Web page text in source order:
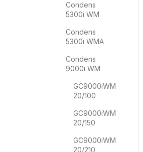
Condens
5300i WM
Condens
5300i WMA
Condens
9000i WM
GC9000iWM
20/100
GC9000iWM
20/150
GC9000iWM
20/210